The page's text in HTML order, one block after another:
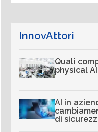
InnovAttori
Quali
physical
AI in
di